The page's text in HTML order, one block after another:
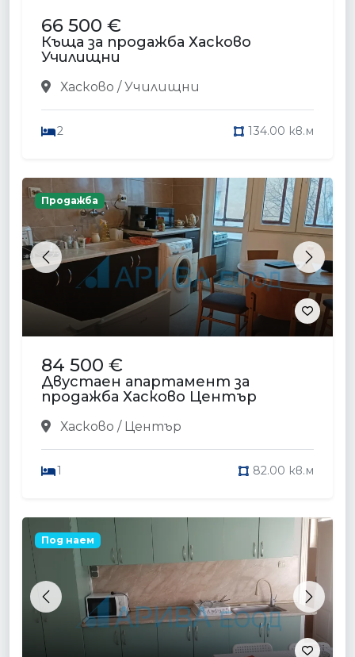
66 500 €
Къща за продажба Хасково
Училищни
Хасково / Училищни
2 134.00 кв.м
Previous Next
Продажба
84 500 €
Двустаен апартамент за
продажба Хасково Център
Хасково / Център
1 82.00 кв.м
Previous Next
Под наем